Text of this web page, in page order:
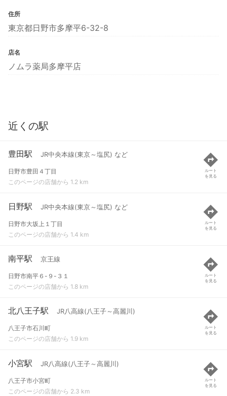
住所
東京都日野市多摩平6-32-8
店名
ノムラ薬局多摩平店
近くの駅
豊田駅 JR中央本線(東京～塩尻) など
日野市豊田４丁目
このページの店舗から 1.2 km
ルート
を見る
日野駅 JR中央本線(東京～塩尻) など
日野市大坂上１丁目
このページの店舗から 1.4 km
ルート
を見る
南平駅 京王線
日野市南平６-９-３１
このページの店舗から 1.8 km
ルート
を見る
北八王子駅 JR八高線(八王子～高麗川)
八王子市石川町
このページの店舗から 1.9 km
ルート
を見る
小宮駅 JR八高線(八王子～高麗川)
八王子市小宮町
このページの店舗から 2.3 km
ルート
を見る